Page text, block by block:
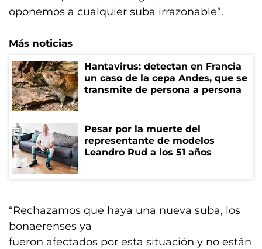
oponemos a cualquier suba irrazonable”.
Más noticias
Hantavirus: detectan en Francia
un caso de la cepa Andes, que se
transmite de persona a persona
Pesar por la muerte del
representante de modelos
Leandro Rud a los 51 años
“Rechazamos que haya una nueva suba, los
bonaerenses ya
fueron afectados por esta situación y no están